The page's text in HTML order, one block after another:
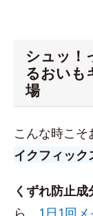
シュッ！
るおいも
場
こんな時こそ
イクフィック
くずれ防止
ら、 1日1回